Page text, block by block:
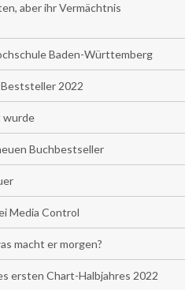
aber ihr Vermächtnis
Baden-Württemberg
2022
wurde
Buchbestseller
Media Control
macht er morgen?
ersten Chart-Halbjahres 2022